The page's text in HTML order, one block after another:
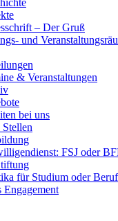
– Der Gruß
und
& Veranstaltungen
bei uns
Stellen
FSJ oder
für Studium oder Beruf